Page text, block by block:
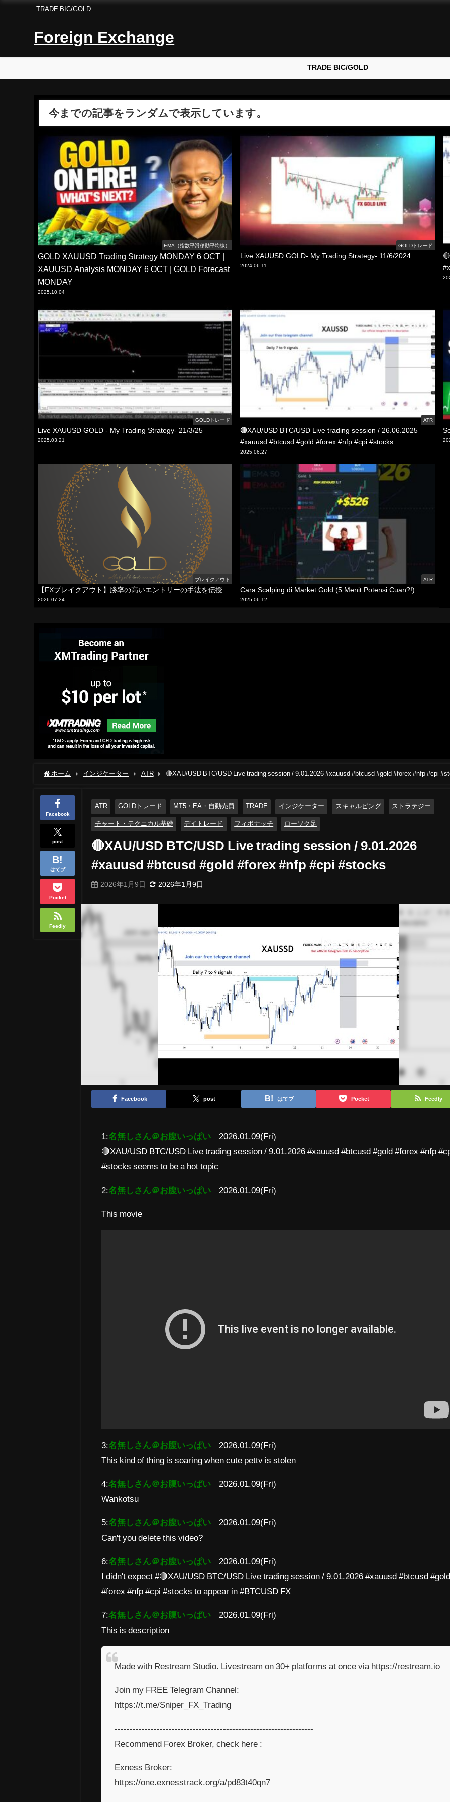
TRADE BIC/GOLD
Foreign Exchange
TRADE BIC/GOLD
今までの記事をランダムで表示しています。
EMA（指数平滑移動平均線）
GOLD XAUUSD Trading Strategy MONDAY 6 OCT |
XAUUSD Analysis MONDAY 6 OCT | GOLD Forecast
MONDAY
2025.10.04
GOLDトレード
Live XAUUSD GOLD- My Trading Strategy- 11/6/2024
2024.06.11
GOLDトレード
Live XAUUSD GOLD - My Trading Strategy- 21/3/25
2025.03.21
ATR
🔴XAU/USD BTC/USD Live trading session / 26.06.2025
#xauusd #btcusd #gold #forex #nfp #cpi #stocks
2025.06.27
ブレイクアウト
【FXブレイクアウト】勝率の高いエントリーの手法を伝授
2026.07.24
ATR
Cara Scalping di Market Gold (5 Menit Potensi Cuan?!)
2025.06.12
ホーム インジケーター ATR 🔴XAU/USD BTC/USD Live trading session / 9.01.2026 #xauusd #btcusd #gold #forex #nfp
Facebook
post
はてブ
Pocket
Feedly
ATR GOLDトレード MT5・EA・自動売買 TRADE インジケーター スキャルピング ストラテジー
チャート・テクニカル基礎 デイトレード フィボナッチ ローソク足
🔴XAU/USD BTC/USD Live trading session / 9.01.2026
#xauusd #btcusd #gold #forex #nfp #cpi #stocks
2026年1月9日 2026年1月9日
Facebook post はてブ Pocket Feedly
1:名無しさん＠お腹いっぱい
2026.01.09(Fri)
🔴XAU/USD BTC/USD Live trading session / 9.01.2026 #xauusd #btcusd #gold #forex #nfp
#stocks seems to be a hot topic
2:名無しさん＠お腹いっぱい 2026.01.09(Fri)
This movie
3:名無しさん＠お腹いっぱい
2026.01.09(Fri)
This kind of thing is soaring when cute pettv is stolen
4:名無しさん＠お腹いっぱい
2026.01.09(Fri)
Wankotsu
5:名無しさん＠お腹いっぱい
2026.01.09(Fri)
Can't you delete this video?
6:名無しさん＠お腹いっぱい
2026.01.09(Fri)
I didn't expect #🔴XAU/USD BTC/USD Live trading session / 9.01.2026 #xauusd #btcusd
#forex #nfp #cpi #stocks to appear in #BTCUSD FX
7:名無しさん＠お腹いっぱい
2026.01.09(Fri)
This is description
Made with Restream Studio. Livestream on 30+ platforms at once via https://restream.io
Join my FREE Telegram Channel:
https://t.me/Sniper_FX_Trading
------------------------------------------------------------------
Recommend Forex Broker, check here :
Exness Broker:
https://one.exnesstrack.org/a/pd83t40qn7